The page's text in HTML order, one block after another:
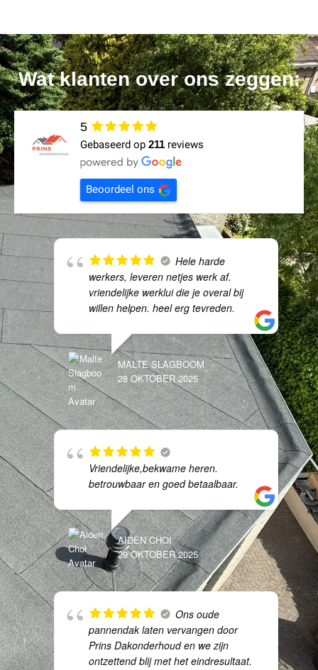
Wat klanten over ons zeggen:
5
Gebaseerd op 211 reviews
Beoordeel ons
Hele harde
werkers, leveren netjes werk af.
vriendelijke werklui die je overal bij
willen helpen. heel erg tevreden.
MALTE SLAGBOOM
28 OKTOBER 2025
Vriendelijke,bekwame heren.
betrouwbaar en goed betaalbaar.
AIDEN CHOI
29 OKTOBER 2025
Ons oude
pannendak laten vervangen door
Prins Dakonderhoud en we zijn
ontzettend blij met het eindresultaat.